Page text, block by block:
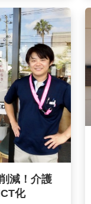
減！介護
化